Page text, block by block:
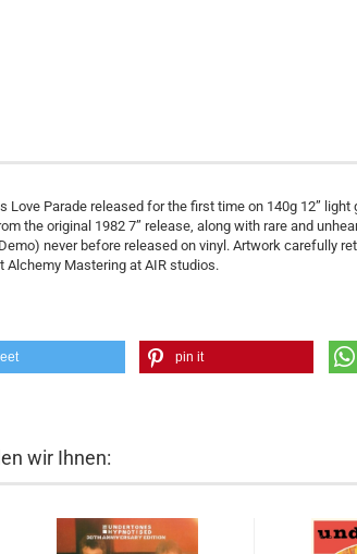
Parade released for the first time on 140g 12” light
the original 1982 7” release, along with rare and
Demo) never before released on vinyl. Artwork carefully
Alchemy Mastering at AIR studios.
pin it
wir Ihnen: